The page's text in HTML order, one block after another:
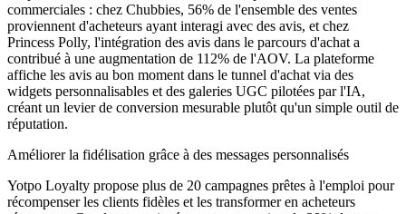
commerciales : chez Chubbies, 56% de l'ensemble des ventes
proviennent d'acheteurs ayant interagi avec des avis, et chez
Princess Polly, l'intégration des avis dans le parcours d'achat a
contribué à une augmentation de 112% de l'AOV. La plateforme
affiche les avis au bon moment dans le tunnel d'achat via des
widgets personnalisables et des galeries UGC pilotées par l'IA,
créant un levier de conversion mesurable plutôt qu'un simple outil de
réputation.
Améliorer la fidélisation grâce à des messages personnalisés
Yotpo Loyalty propose plus de 20 campagnes prêtes à l'emploi pour
récompenser les clients fidèles et les transformer en acheteurs